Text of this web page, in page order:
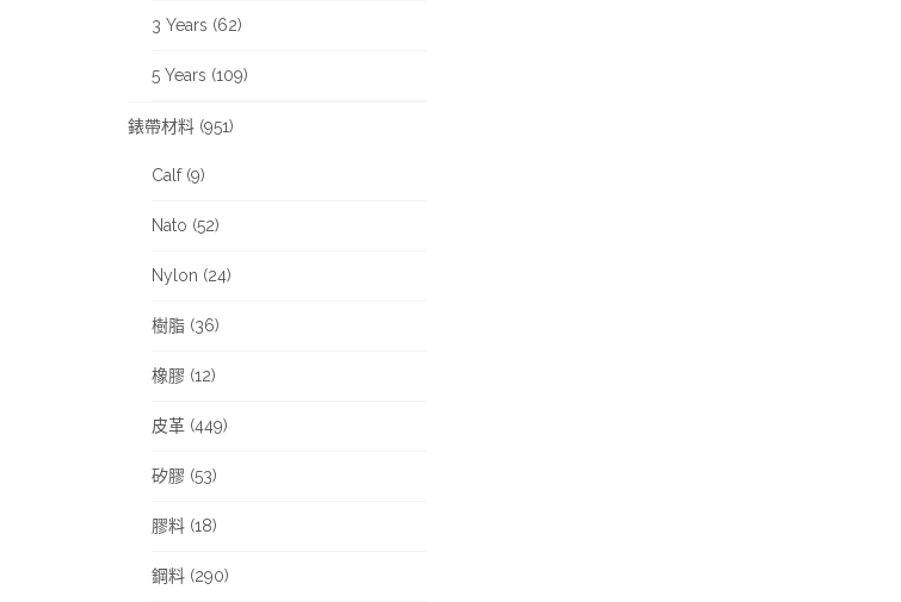
3 Years (62)
5 Years (109)
錶帶材料 (951)
Calf (9)
Nato (52)
Nylon (24)
樹脂 (36)
橡膠 (12)
皮革 (449)
矽膠 (53)
膠料 (18)
鋼料 (290)